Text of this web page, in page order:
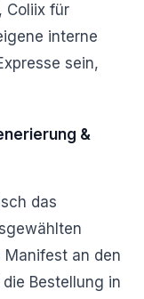
Coliix für
interne
sein,
&
das
an den
Bestellung in